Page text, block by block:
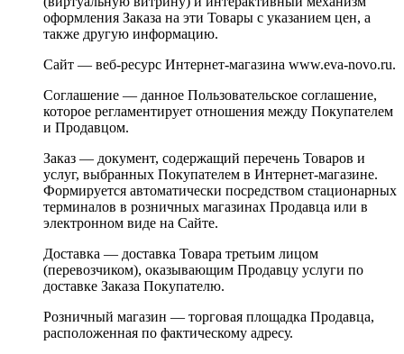
оформления Заказа на эти Товары с указанием цен, а
также другую информацию.
Сайт — веб-ресурс Интернет-магазина www.eva-novo.ru.
Соглашение — данное Пользовательское соглашение,
которое регламентирует отношения между Покупателем
и Продавцом.
Заказ — документ, содержащий перечень Товаров и
услуг, выбранных Покупателем в Интернет-магазине.
Формируется автоматически посредством стационарных
терминалов в розничных магазинах Продавца или в
электронном виде на Сайте.
Доставка — доставка Товара третьим лицом
(перевозчиком), оказывающим Продавцу услуги по
доставке Заказа Покупателю.
Розничный магазин — торговая площадка Продавца,
расположенная по фактическому адресу.